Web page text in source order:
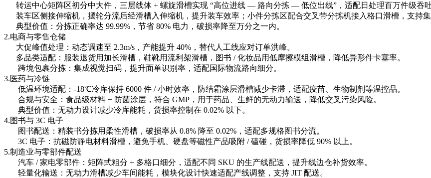
转运中心矩阵区初分中大件，三层线体 + 螺旋滑槽实现 “高位进线 — 路向分拣 — 低位出线”，适配日处理百万件级吞吐
装车区侧接伸缩机，摆轮分流后经滑槽入伸缩机，提升装车效率；小件分拣区配合交叉带分拣机接入格口滑槽，支持集
典型价值：分拣正确率达 99.99%，节省 80% 电力，破损率降至万分之一内。
2.电商与零售仓储
大促峰值处理：动态调速至 2.3m/s，产能提升 40%，替代人工线应对订单洪峰。
多品类适配：服装退货用加长滑槽，鞋靴用流利架滑槽，图书 / 化妆品用低摩擦模组滑槽，降低异形件卡塞率。
跨境包裹分拣：集成视觉扫码，提升面单识别率，适配国际物流路向细分。
3.医药与冷链
低温环境适配：-18℃冷库保持 6000 件 / 小时效率，防结霜涂层滑槽减少卡滞，适配疫苗、生物制剂等温控品。
合规与安全：食品级材料 + 防菌涂层，符合 GMP，用于药品、生鲜的无动力输送，降低交叉污染风险。
典型价值：无动力设计减少冷库能耗，货损率控制在 0.02% 以下。
4.图书与 3C 电子
图书配送：精装书分拣用柔性滑槽，破损率从 0.8% 降至 0.02%，适配多规格图书分流。
3C 电子：抗磁防静电材料滑槽，避免手机、硬盘等磁性产品吸附 / 磕碰，货损率降低 90% 以上。
5.制造业与零部件配送
汽车 / 家电零部件：矩阵式粗分 + 多格口细分，适配不同 SKU 的生产线配送，提升线边仓补货效率。
轻量化输送：无动力滑槽减少车间能耗，模块化设计快速适配产线调整，支持 JIT 配送。